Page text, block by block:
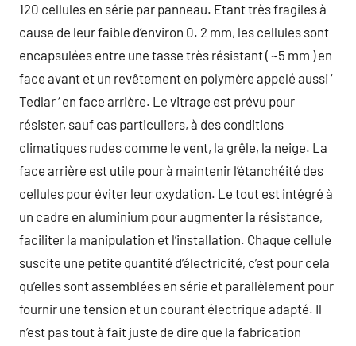
120 cellules en série par panneau. Etant très fragiles à
cause de leur faible d’environ 0. 2 mm, les cellules sont
encapsulées entre une tasse très résistant ( ~5 mm ) en
face avant et un revêtement en polymère appelé aussi ‘
Tedlar ‘ en face arrière. Le vitrage est prévu pour
résister, sauf cas particuliers, à des conditions
climatiques rudes comme le vent, la grêle, la neige. La
face arrière est utile pour à maintenir l’étanchéité des
cellules pour éviter leur oxydation. Le tout est intégré à
un cadre en aluminium pour augmenter la résistance,
faciliter la manipulation et l’installation. Chaque cellule
suscite une petite quantité d’électricité, c’est pour cela
qu’elles sont assemblées en série et parallèlement pour
fournir une tension et un courant électrique adapté. Il
n’est pas tout à fait juste de dire que la fabrication